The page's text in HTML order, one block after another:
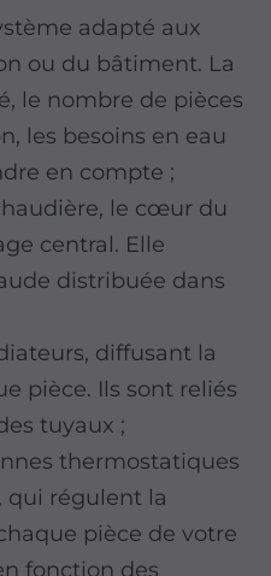
adapté aux
ou du bâtiment. La
le nombre de pièces
les besoins en eau
en compte ;
le cœur du
central. Elle
distribuée dans
diffusant la
pièce. Ils sont reliés
tuyaux ;
thermostatiques
qui régulent la
pièce de votre
fonction des